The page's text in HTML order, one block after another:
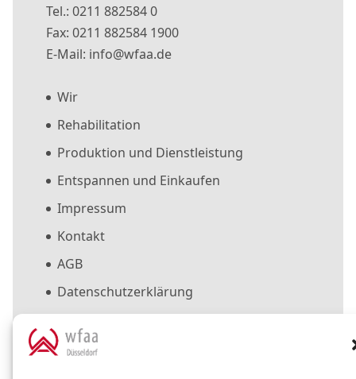
Tel.: 0211 882584 0
Fax: 0211 882584 1900
E-Mail: info@wfaa.de
Wir
Rehabilitation
Produktion und Dienstleistung
Entspannen und Einkaufen
Impressum
Kontakt
AGB
Datenschutzerklärung
Cookie-Richtlinie (EU)